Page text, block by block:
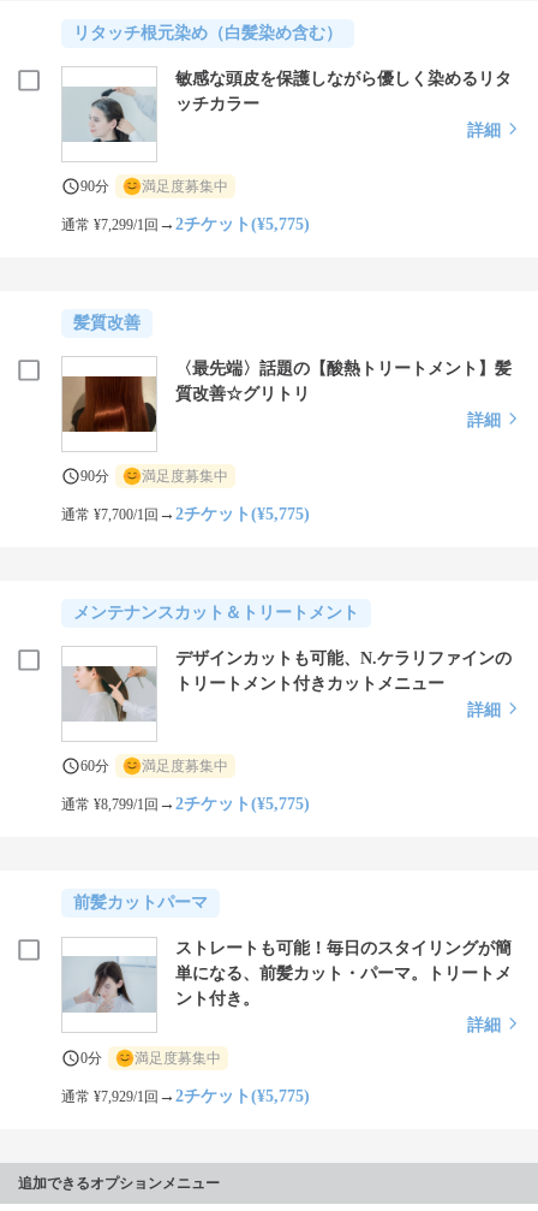
リタッチ根元染め（白髪染め含む）
敏感な頭皮を保護しながら優しく染めるリタ
ッチカラー
詳細
90分 満足度募集中
通常 ¥7,299/1回 →2チケット(¥5,775)
髪質改善
〈最先端〉話題の【酸熱トリートメント】髪
質改善☆グリトリ
詳細
90分 満足度募集中
通常 ¥7,700/1回 →2チケット(¥5,775)
メンテナンスカット＆トリートメント
デザインカットも可能、N.ケラリファインの
トリートメント付きカットメニュー
詳細
60分 満足度募集中
通常 ¥8,799/1回 →2チケット(¥5,775)
前髪カットパーマ
ストレートも可能！毎日のスタイリングが簡
単になる、前髪カット・パーマ。トリートメ
ント付き。
詳細
0分 満足度募集中
通常 ¥7,929/1回 →2チケット(¥5,775)
追加できるオプションメニュー